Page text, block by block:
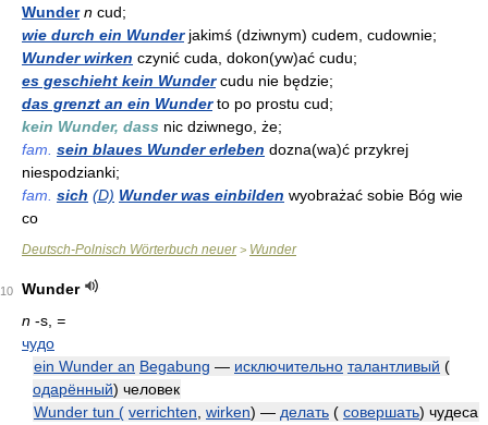
Wunder n cud;
wie durch ein Wunderjakimś (dziwnym) cudem, cudownie;
Wunder wirken czynić cuda, dokon(yw)ać cudu;
es geschieht kein Wundercudu nie będzie;
das grenzt an ein Wunderto po prostu cud;
kein Wunder, dass nic dziwnego, że;
fam. sein blaues Wunder erleben dozna(wa)ć przykrej
niespodzianki;
fam. sich (D) Wunder was einbilden wyobrażać sobie Bóg wie
co
Deutsch-Polnisch Wörterbuch neuer> Wunder
10
Wunder
n -s, =
чудо
ein Wunder an Begabung — исключительно талантливый (
одарённый) человек
Wunder tun ( verrichten wirken) — делать ( совершать) чудеса